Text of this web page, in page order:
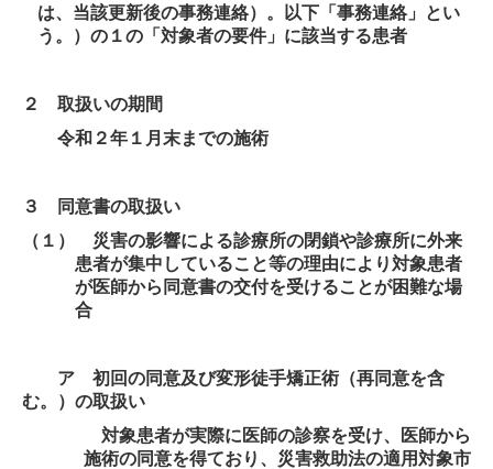
は、当該更新後の事務連絡）。以下「事務連絡」とい
う。）の１の「対象者の要件」に該当する患者
２ 取扱いの期間
令和２年１月末までの施術
３ 同意書の取扱い
（１） 災害の影響による診療所の閉鎖や診療所に外来
患者が集中していること等の理由により対象患者
が医師から同意書の交付を受けることが困難な場
合
ア 初回の同意及び変形徒手矯正術（再同意を含
む。）の取扱い
対象患者が実際に医師の診察を受け、医師から
施術の同意を得ており、災害救助法の適用対象市